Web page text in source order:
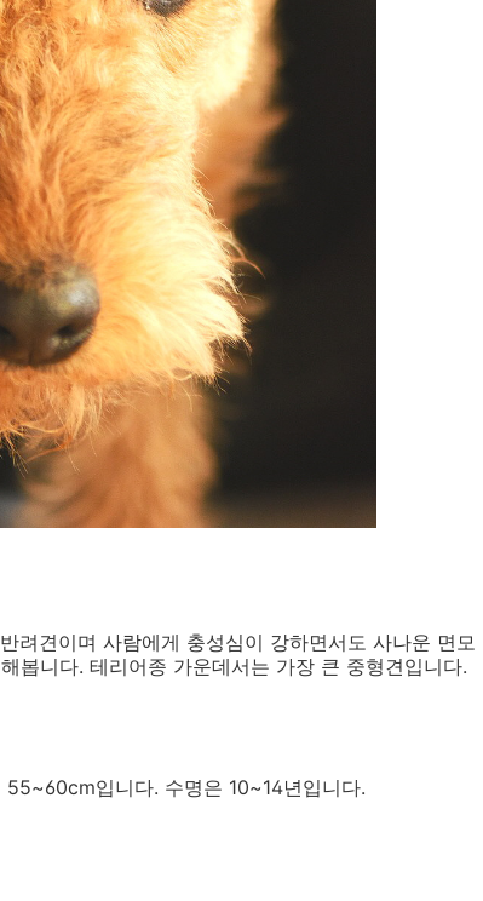
려견이며 사람에게 충성심이 강하면서도 사나운 면모
봅니다. 테리어종 가운데서는 가장 큰 중형견입니다.
입니다. 수명은 10~14년입니다.